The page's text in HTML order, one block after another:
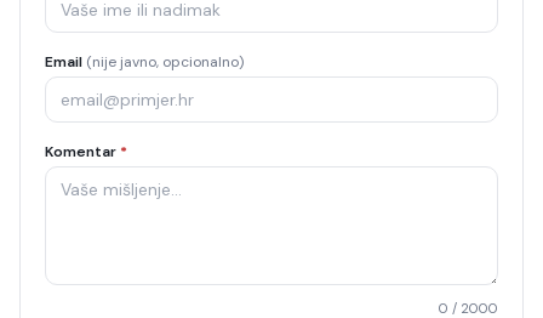
Email (nije javno, opcionalno)
Komentar *
0 / 2000